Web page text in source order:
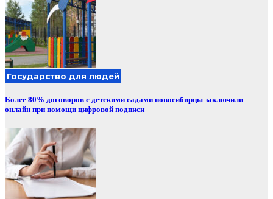
Государство для людей
Более 80% договоров с детскими садами новосибирцы заключили
онлайн при помощи цифровой подписи